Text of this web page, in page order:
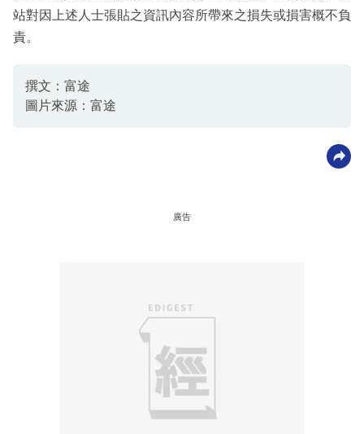
站對因上述人士張貼之資訊內容所帶來之損失或損害概不負
責。
撰文：富途
圖片來源：富途
廣告